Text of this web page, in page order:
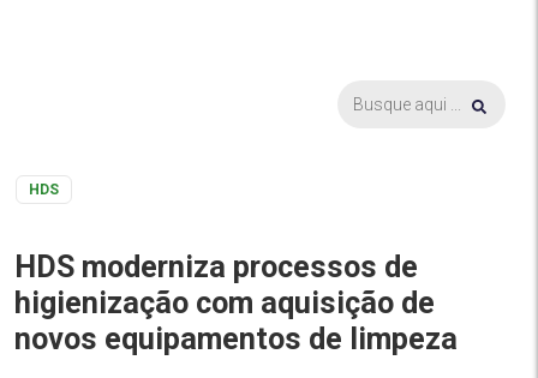
HDS
HDS moderniza processos de
higienização com aquisição de
novos equipamentos de limpeza